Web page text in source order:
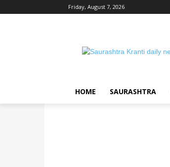
Friday, August 7, 2026
HOME SAURASHTRA